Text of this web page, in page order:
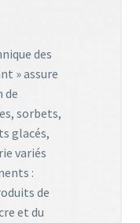
des
» assure
de
sorbets,
glacés,
variés
:
de
et du